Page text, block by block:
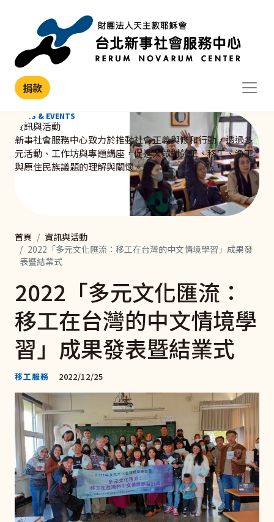
捐款
NEWS & EVENTS
資訊與活動
新事社會服務中心致力於推動社會正義與修和行動，透過多
元活動、工作坊與專題講座，促進大眾對勞工、移工、漁工
與原住民族議題的理解與關懷。
首頁
資訊與活動
2022「多元文化匯流：移工在台灣的中文情境學習」成果發
表暨結業式
2022「多元文化匯流：
移工在台灣的中文情境學
習」成果發表暨結業式
移工服務 2022/12/25